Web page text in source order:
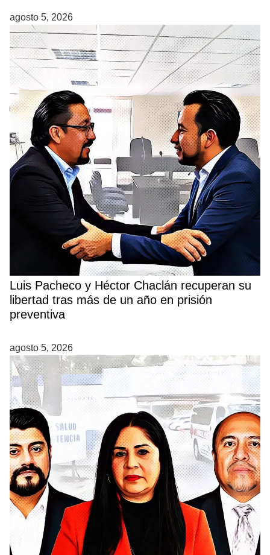
agosto 5, 2026
Luis Pacheco y Héctor Chaclán recuperan su
libertad tras más de un año en prisión
preventiva
agosto 5, 2026